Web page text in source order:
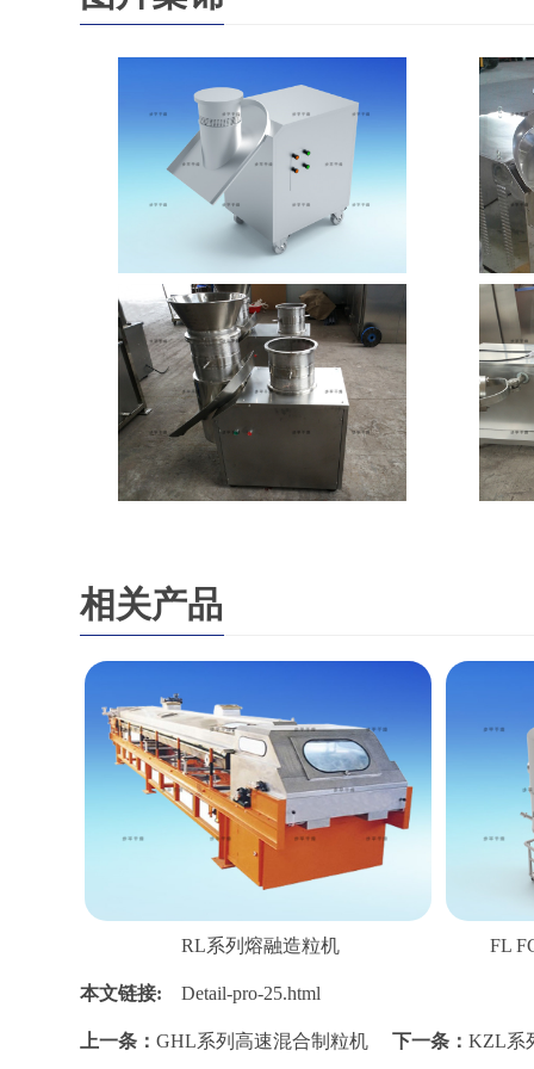
相关产品
RL系列熔融造粒机 FL
本文链接: Detail-pro-25.html
上一条：GHL系列高速混合制粒机 下一条：KZL系